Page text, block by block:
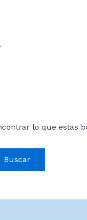
lo que estás